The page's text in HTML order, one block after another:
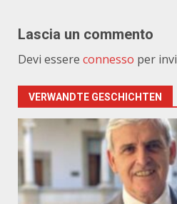
Lascia un commento
Devi essere connesso per
VERWANDTE GESCHICHTEN